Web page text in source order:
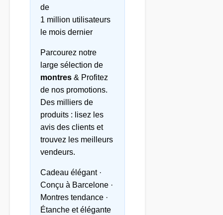
de
1 million utilisateurs
le mois dernier
Parcourez notre
large sélection de
montres & Profitez
de nos promotions.
Des milliers de
produits : lisez les
avis des clients et
trouvez les meilleurs
vendeurs.
Cadeau élégant ·
Conçu à Barcelone ·
Montres tendance ·
Étanche et élégante